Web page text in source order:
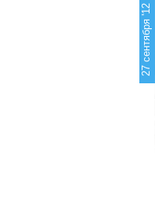
27 сентября '12